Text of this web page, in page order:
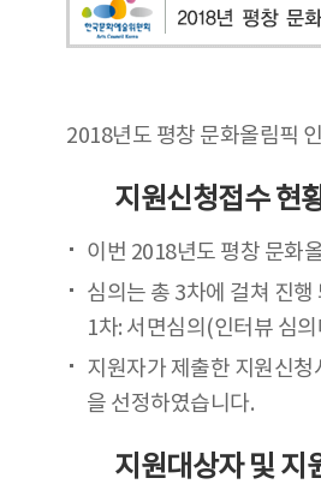
2018년도 평창 문화올림픽
지원신청접수 현
이번 2018년도 평창 문화
심의는 총 3차에 걸쳐 진행
1차: 서면심의(인터뷰 심
지원자가 제출한 지원신
을 선정하였습니다.
지원대상자 및 지